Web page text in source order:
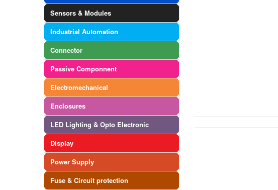
Sensors & Modules
Industrial Automation
Connector
Passive Componnent
Electromechanical
Enclosures
LED Lighting & Opto Electronic
Display
Power Supply
Fuse & Circuit protection